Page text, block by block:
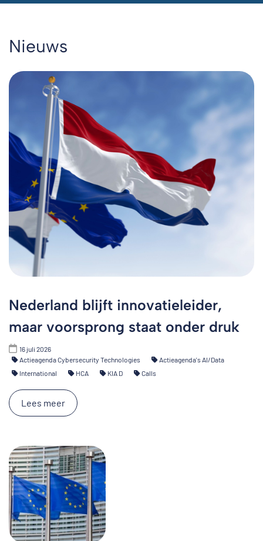
Nieuws
Nederland blijft innovatieleider,
maar voorsprong staat onder druk
16 juli 2026
Actieagenda Cybersecurity Technologies
Actieagenda's AI/Data
International
HCA KIA D Calls
Lees meer